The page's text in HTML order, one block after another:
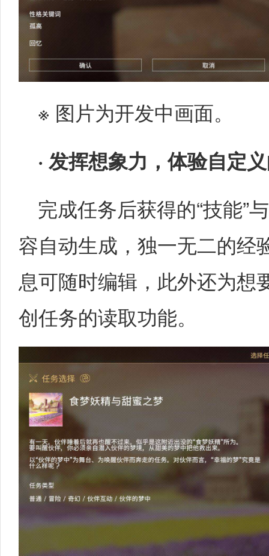
※ 图片为开发中画面。
· 发挥想象力，体验自定
完成任务后获得的“技能”
容自动生成，独一无二的经
息可随时编辑，此外还为想
创任务的读取功能。